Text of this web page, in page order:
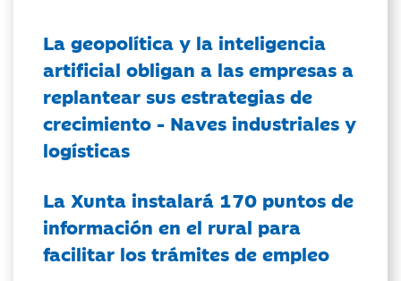
La geopolítica y la inteligencia
artificial obligan a las empresas a
replantear sus estrategias de
crecimiento - Naves industriales y
logísticas
La Xunta instalará 170 puntos de
información en el rural para
facilitar los trámites de empleo